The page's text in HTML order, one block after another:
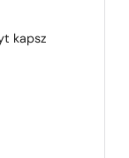
kapsz